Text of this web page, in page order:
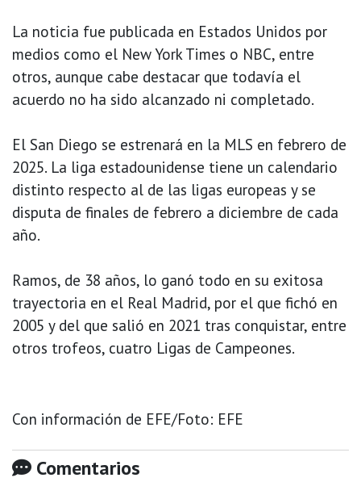
La noticia fue publicada en Estados Unidos por
medios como el New York Times o NBC, entre
otros, aunque cabe destacar que todavía el
acuerdo no ha sido alcanzado ni completado.
El San Diego se estrenará en la MLS en febrero de
2025. La liga estadounidense tiene un calendario
distinto respecto al de las ligas europeas y se
disputa de finales de febrero a diciembre de cada
año.
Ramos, de 38 años, lo ganó todo en su exitosa
trayectoria en el Real Madrid, por el que fichó en
2005 y del que salió en 2021 tras conquistar, entre
otros trofeos, cuatro Ligas de Campeones.
Con información de EFE/Foto: EFE
Comentarios